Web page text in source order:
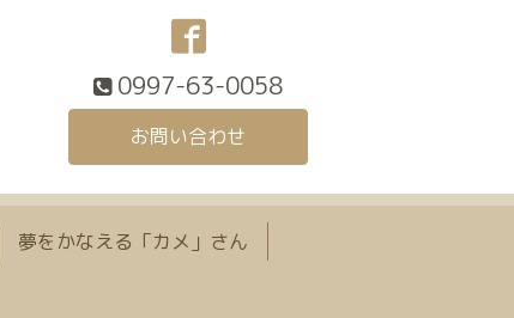
0997-63-0058
お問い合わせ
夢をかなえる「カメ」さん